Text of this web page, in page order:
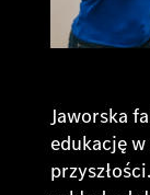
Jaworska
edukację